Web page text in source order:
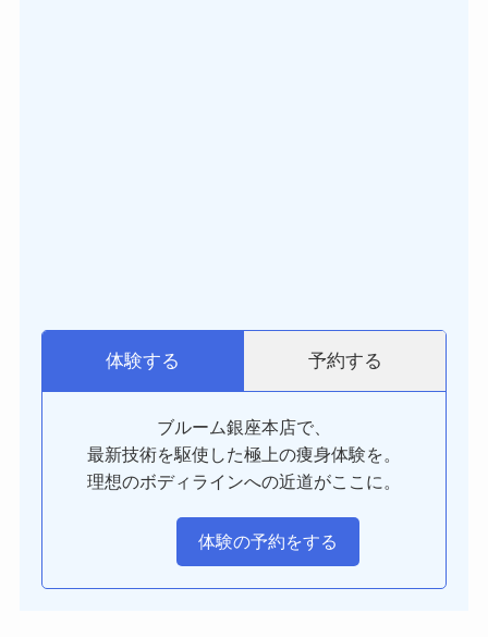
体験する 予約する
ブルーム銀座本店で、
最新技術を駆使した極上の痩身体験を。
理想のボディラインへの近道がここに。
体験の予約をする